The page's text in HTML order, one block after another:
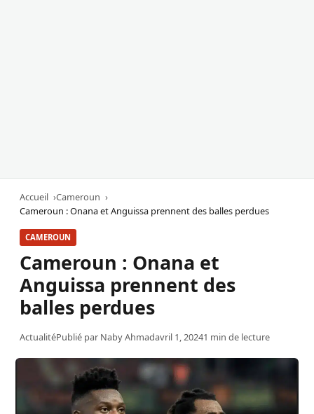
Accueil
Cameroun
Cameroun : Onana et Anguissa prennent des balles perdues
CAMEROUN
Cameroun : Onana et
Anguissa prennent des
balles perdues
ActualitéPublié par Naby Ahmadavril 1, 20241 min de lecture